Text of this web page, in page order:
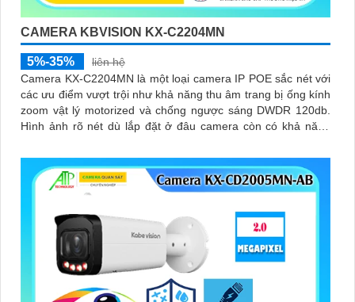
CAMERA KBVISION KX-C2204MN
5%-35%
liên hệ
Camera KX-C2204MN là một loại camera IP POE sắc nét với
các ưu điểm vượt trội như khả năng thu âm trang bị ống kính
zoom vật lý motorized và chống ngược sáng DWDR 120db.
Hình ảnh rõ nét dù lắp đặt ở đâu camera còn có khả năng